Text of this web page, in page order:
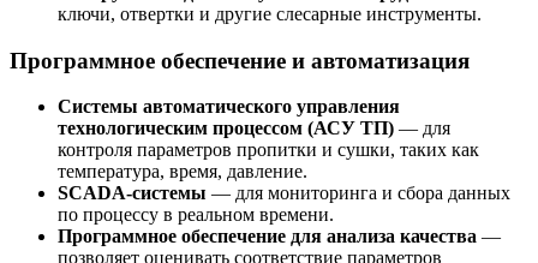
ключи, отвертки и другие слесарные инструменты.
Программное обеспечение и автоматизация
Системы автоматического управления
технологическим процессом (АСУ ТП) — для
контроля параметров пропитки и сушки, таких как
температура, время, давление.
SCADA-системы — для мониторинга и сбора данных
по процессу в реальном времени.
Программное обеспечение для анализа качества —
позволяет оценивать соответствие параметров